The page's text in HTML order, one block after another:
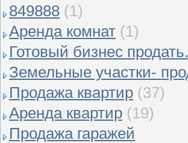
849888 (1)
Аренда комнат (1)
Готовый бизнес продать.
Земельные участки-
Продажа квартир (37)
Аренда квартир (19)
Продажа гаражей